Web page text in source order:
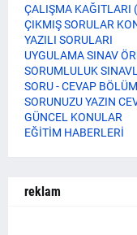
ÇALIŞMA KAĞITLARI
ÇIKMIŞ SORULAR
YAZILI SORULARI
UYGULAMA SINAV
SORUMLULUK
SORU - CEVAP
SORUNUZU YAZIN
GÜNCEL KONULAR
EĞİTİM HABERLERİ
reklam